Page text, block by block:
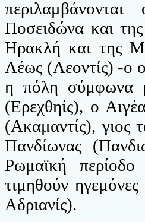
Ποσειδώνα και
Ηρακλή και της
Λέως (Λεοντίς) -ο
η πόλη σύμφωνα
(Ερεχθηίς), ο
(Ακαμαντίς), γιος
Πανδίωνας
Ρωμαϊκή
τιμηθούν
Αδριανίς).